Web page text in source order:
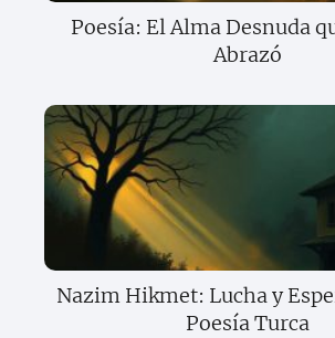
Poesía: El Alma Desnuda
Abrazó
Nazim Hikmet: Lucha y
Poesía Turca